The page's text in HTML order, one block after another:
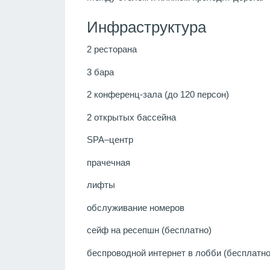
Инфраструктура
2 ресторана
3 бара
2 конференц-зала (до 120 персон)
2 открытых бассейна
SPA–центр
прачечная
лифты
обслуживание номеров
сейф на ресепшн (бесплатно)
беспроводной интернет в лобби